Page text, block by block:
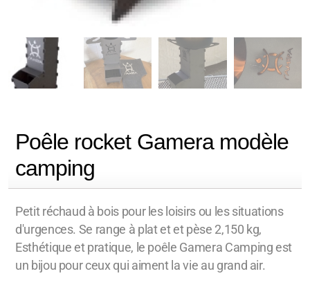
Poêle rocket Gamera modèle
camping
Petit réchaud à bois pour les loisirs ou les situations
d'urgences. Se range à plat et et pèse 2,150 kg,
Esthétique et pratique, le poêle Gamera Camping est
un bijou pour ceux qui aiment la vie au grand air.